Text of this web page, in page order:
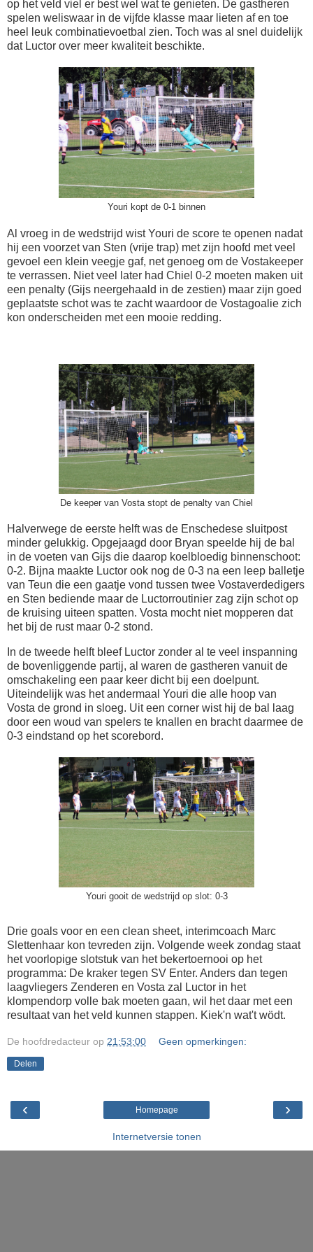
op het veld viel er best wel wat te genieten. De gastheren
spelen weliswaar in de vijfde klasse maar lieten af en toe
heel leuk combinatievoetbal zien. Toch was al snel duidelijk
dat Luctor over meer kwaliteit beschikte.
Youri kopt de 0-1 binnen
Al vroeg in de wedstrijd wist Youri de score te openen nadat
hij een voorzet van Sten (vrije trap) met zijn hoofd met veel
gevoel een klein veegje gaf, net genoeg om de Vostakeeper
te verrassen. Niet veel later had Chiel 0-2 moeten maken uit
een penalty (Gijs neergehaald in de zestien) maar zijn goed
geplaatste schot was te zacht waardoor de Vostagoalie zich
kon onderscheiden met een mooie redding.
De keeper van Vosta stopt de penalty van Chiel
Halverwege de eerste helft was de Enschedese sluitpost
minder gelukkig. Opgejaagd door Bryan speelde hij de bal
in de voeten van Gijs die daarop koelbloedig binnenschoot:
0-2. Bijna maakte Luctor ook nog de 0-3 na een leep balletje
van Teun die een gaatje vond tussen twee Vostaverdedigers
en Sten bediende maar de Luctorroutinier zag zijn schot op
de kruising uiteen spatten. Vosta mocht niet mopperen dat
het bij de rust maar 0-2 stond.
In de tweede helft bleef Luctor zonder al te veel inspanning
de bovenliggende partij, al waren de gastheren vanuit de
omschakeling een paar keer dicht bij een doelpunt.
Uiteindelijk was het andermaal Youri die alle hoop van
Vosta de grond in sloeg. Uit een corner wist hij de bal laag
door een woud van spelers te knallen en bracht daarmee de
0-3 eindstand op het scorebord.
Youri gooit de wedstrijd op slot: 0-3
Drie goals voor en een clean sheet, interimcoach Marc
Slettenhaar kon tevreden zijn. Volgende week zondag staat
het voorlopige slotstuk van het bekertoernooi op het
programma: De kraker tegen SV Enter. Anders dan tegen
laagvliegers Zenderen en Vosta zal Luctor in het
klompendorp volle bak moeten gaan, wil het daar met een
resultaat van het veld kunnen stappen. Kiek'n wat't wödt.
De hoofdredacteur op 21:53:00 Geen opmerkingen:
Delen
‹ ›
Homepage
Internetversie tonen